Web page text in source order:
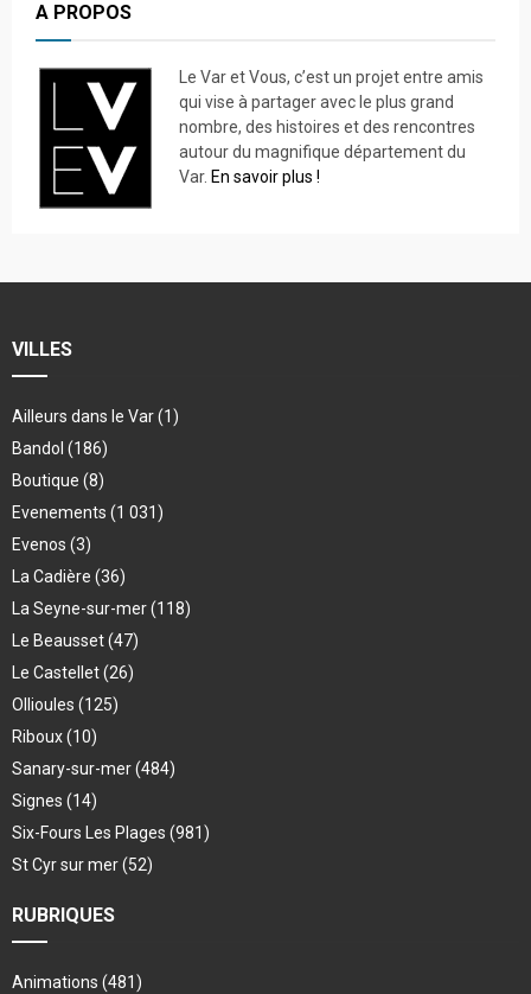
A PROPOS
Le Var et Vous, c’est un projet entre amis
qui vise à partager avec le plus grand
nombre, des histoires et des rencontres
autour du magnifique département du
Var. En savoir plus !
VILLES
Ailleurs dans le Var(1)
Bandol (186)
Boutique (8)
Evenements (1 031)
Evenos (3)
La Cadière (36)
La Seyne-sur-mer(118)
Le Beausset(47)
Le Castellet(26)
Ollioules (125)
Riboux(10)
Sanary-sur-mer(484)
Signes (14)
Six-Fours Les Plages (981)
St Cyr sur mer(52)
RUBRIQUES
Animations (481)